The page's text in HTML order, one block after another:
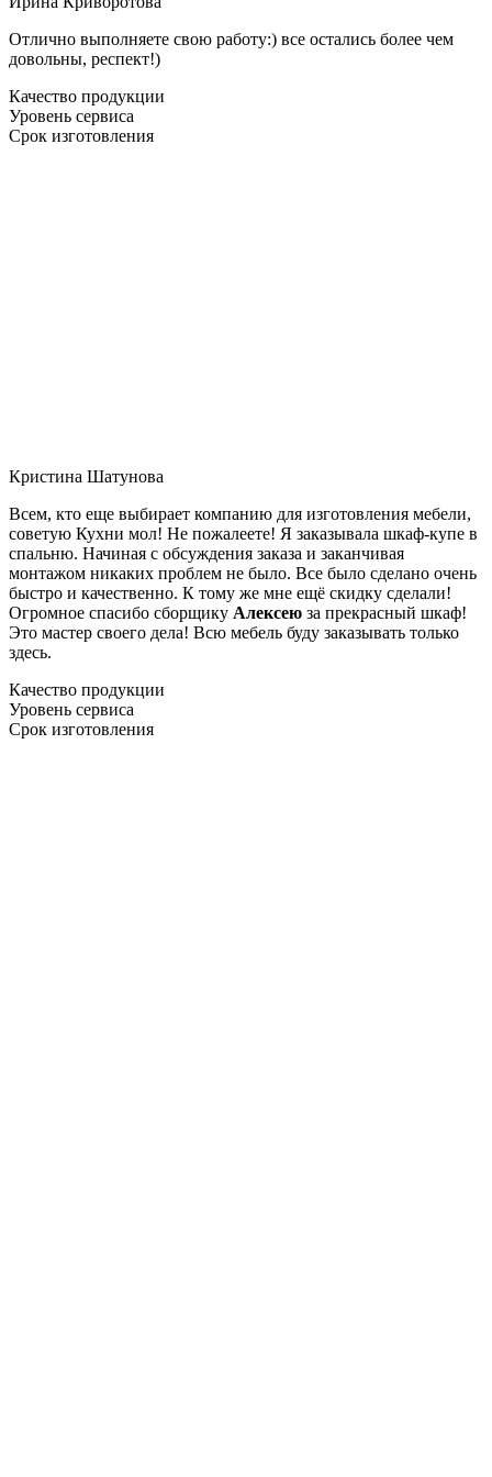
Отлично выполняете свою работу:) все остались более чем
довольны, респект!)
Качество продукции
Уровень сервиса
Срок изготовления
Кристина Шатунова
Всем, кто еще выбирает компанию для изготовления мебели,
советую Кухни мол! Не пожалеете! Я заказывала шкаф-купе в
спальню. Начиная с обсуждения заказа и заканчивая
монтажом никаких проблем не было. Все было сделано очень
быстро и качественно. К тому же мне ещё скидку сделали!
Огромное спасибо сборщику Алексею за прекрасный шкаф!
Это мастер своего дела! Всю мебель буду заказывать только
здесь.
Качество продукции
Уровень сервиса
Срок изготовления